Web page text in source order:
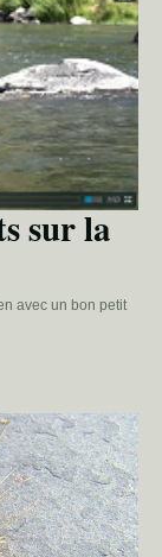
sur la
avec un bon petit